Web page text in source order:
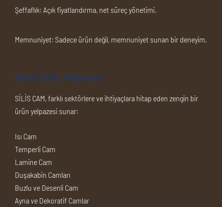
Şeffaflık: Açık fiyatlandırma, net süreç yönetimi.
Memnuniyet: Sadece ürün değil, memnuniyet sunan bir deneyim.
Geniş Ürün Yelpazesi
SİLİS CAM, farklı sektörlere ve ihtiyaçlara hitap eden zengin bir
ürün yelpazesi sunar:
Isı Cam
Temperli Cam
Lamine Cam
Duşakabin Camları
Buzlu ve Desenli Cam
Ayna ve Dekoratif Camlar